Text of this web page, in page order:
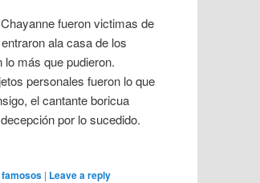
fueron victimas de
ala casa de los
más que pudieron.
personales fueron lo que
el cantante boricua
por lo sucedido.
famosos | Leave a reply